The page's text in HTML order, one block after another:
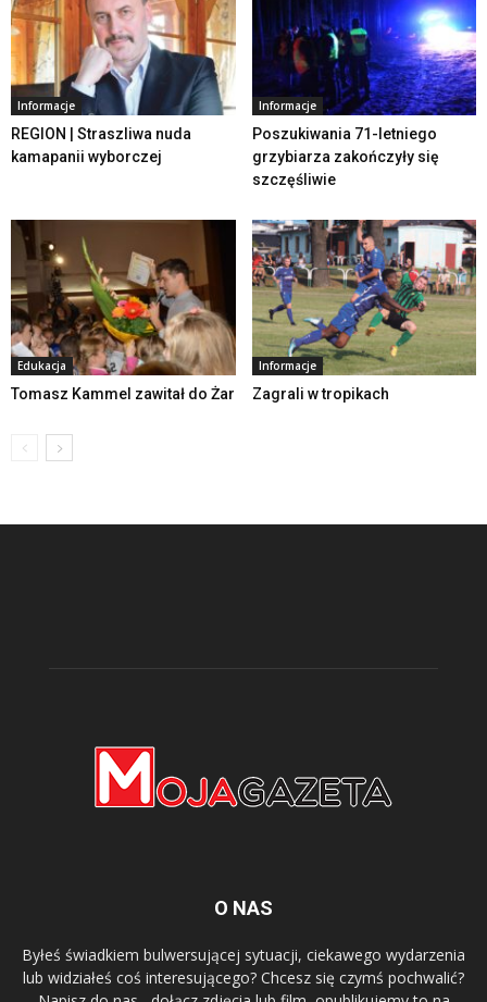
Informacje
REGION | Straszliwa nuda
kamapanii wyborczej
Informacje
Poszukiwania 71-letniego
grzybiarza zakończyły się
szczęśliwie
Edukacja
Tomasz Kammel zawitał do Żar
Informacje
Zagrali w tropikach
O NAS
Byłeś świadkiem bulwersującej sytuacji, ciekawego wydarzenia
lub widziałeś coś interesującego? Chcesz się czymś pochwalić?